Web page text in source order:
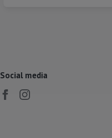
Social media